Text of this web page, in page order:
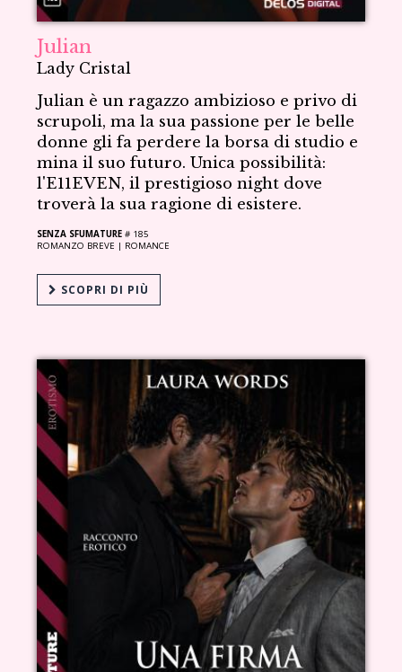
Julian
Lady Cristal
Julian è un ragazzo ambizioso e privo di
scrupoli, ma la sua passione per le belle
donne gli fa perdere la borsa di studio e
mina il suo futuro. Unica possibilità:
l'E11EVEN, il prestigioso night dove
troverà la sua ragione di esistere.
SENZA SFUMATURE # 185
ROMANZO BREVE | ROMANCE
SCOPRI DI PIÙ